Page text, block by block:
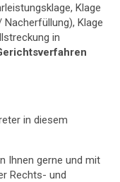
Klage
Klage
in
in diesem
Ihnen gerne und mit
Rechts- und